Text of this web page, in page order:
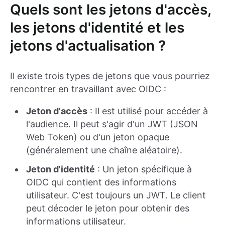
Quels sont les jetons d'accès,
les jetons d'identité et les
jetons d'actualisation ?
Il existe trois types de jetons que vous pourriez
rencontrer en travaillant avec OIDC :
Jeton d'accès : Il est utilisé pour accéder à
l'audience. Il peut s'agir d'un JWT (JSON
Web Token) ou d'un jeton opaque
(généralement une chaîne aléatoire).
Jeton d'identité : Un jeton spécifique à
OIDC qui contient des informations
utilisateur. C'est toujours un JWT. Le client
peut décoder le jeton pour obtenir des
informations utilisateur.